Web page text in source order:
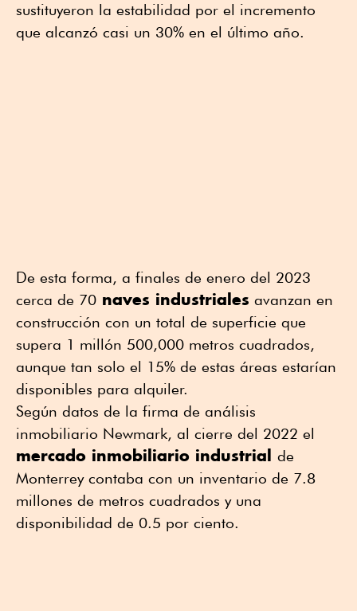
sustituyeron la estabilidad por el incremento
que alcanzó casi un 30% en el último año.
De esta forma, a finales de enero del 2023
cerca de 70 naves industriales avanzan en
construcción con un total de superficie que
supera 1 millón 500,000 metros cuadrados,
aunque tan solo el 15% de estas áreas estarían
disponibles para alquiler.
Según datos de la firma de análisis
inmobiliario Newmark, al cierre del 2022 el
mercado inmobiliario industrial de
Monterrey contaba con un inventario de 7.8
millones de metros cuadrados y una
disponibilidad de 0.5 por ciento.